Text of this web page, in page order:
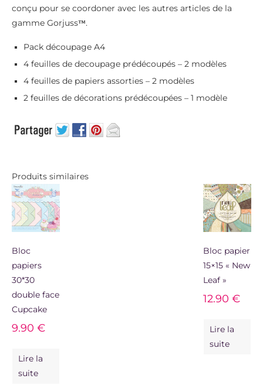
conçu pour se coordoner avec les autres articles de la
gamme Gorjuss™.
Pack découpage A4
4 feuilles de decoupage prédécoupés – 2 modèles
4 feuilles de papiers assorties – 2 modèles
2 feuilles de décorations prédécoupées – 1 modèle
Produits similaires
Bloc
papiers
30*30
double face
Cupcake
9.90 €
Lire la
suite
Bloc papier
15×15 « New
Leaf »
12.90€
Lire la
suite